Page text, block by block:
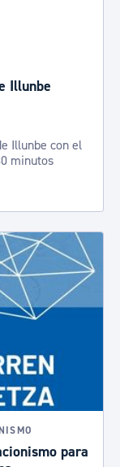
Illunbe
Illunbe con el
minutos
para